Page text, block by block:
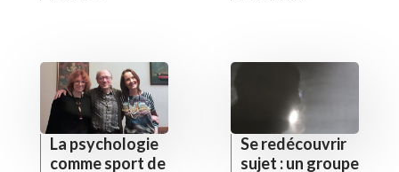
La psychologie
comme sport de
Se redécouvrir
sujet : un groupe